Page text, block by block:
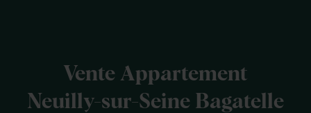
Vente Appartement
Neuilly-sur-Seine Bagatelle